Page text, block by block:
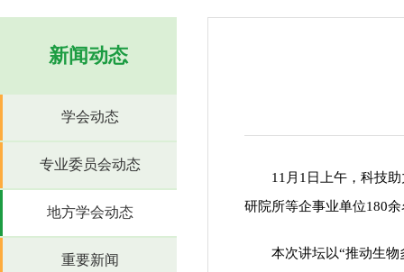
新闻动态
学会动态
专业委员会动态
地方学会动态
重要新闻
11月1日上午，科技
研院所等企事业单位180
本次讲坛以“推动生